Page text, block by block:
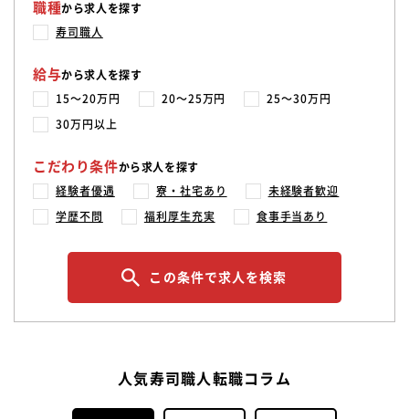
職種から求人を探す
寿司職人
給与から求人を探す
15〜20万円 20〜25万円 25〜30万円
30万円以上
こだわり条件から求人を探す
経験者優遇 寮・社宅あり 未経験者歓迎
学歴不問 福利厚生充実 食事手当あり
この条件で求人を検索
人気寿司職人転職コラム